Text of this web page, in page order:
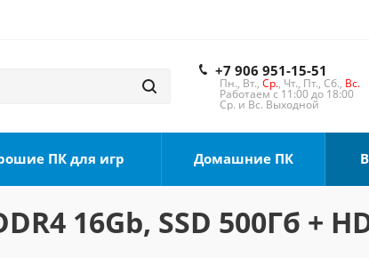
+7 906 951-15-51
Пн., Вт., Ср., Чт., Пт., Сб., Вс.
Работаем с 11:00 до 18:00
Ср. и Вс. Выходной
ПК для игр Домашние ПК
16Gb, SSD 500Гб +